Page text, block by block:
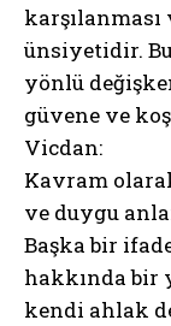
ünsiyetidir.
yönlü
güvene ve
Vicdan:
Kavram
ve duygu
Başka bir
hakkında bir
kendi ahlak